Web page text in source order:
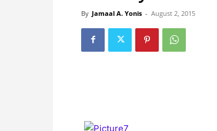
By Jamaal A. Yonis - August 2, 2015